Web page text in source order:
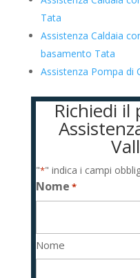
Tata
Assistenza Caldaia
basamento Tata
Assistenza Pompa di
Richiedi
"*" indica i campi
Nome *
Nome